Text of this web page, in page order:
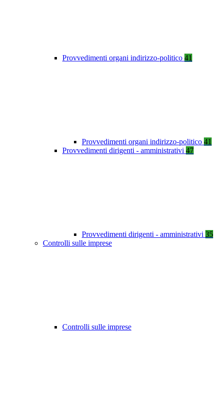
Provvedimenti organi indirizzo-politico 41
Provvedimenti organi indirizzo-politico 41
Provvedimenti dirigenti - amministrativi 47
Provvedimenti dirigenti - amministrativi 35
Controlli sulle imprese
Controlli sulle imprese